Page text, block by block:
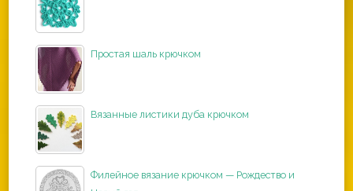
Простая шаль крючком
Вязанные листики дуба крючком
Филейное вязание крючком — Рождество и